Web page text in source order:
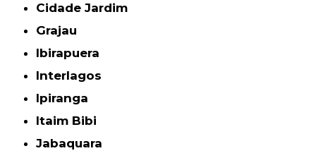
Cidade Jardim
Grajau
Ibirapuera
Interlagos
Ipiranga
Itaim Bibi
Jabaquara